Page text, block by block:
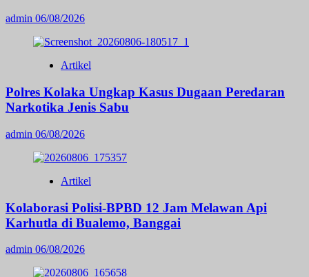
admin 06/08/2026
Artikel
Polres Kolaka Ungkap Kasus Dugaan Peredaran
Narkotika Jenis Sabu
admin 06/08/2026
Artikel
Kolaborasi Polisi-BPBD 12 Jam Melawan Api
Karhutla di Bualemo, Banggai
admin 06/08/2026